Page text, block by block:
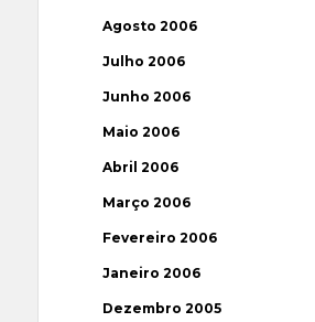
Agosto 2006
Julho 2006
Junho 2006
Maio 2006
Abril 2006
Março 2006
Fevereiro 2006
Janeiro 2006
Dezembro 2005